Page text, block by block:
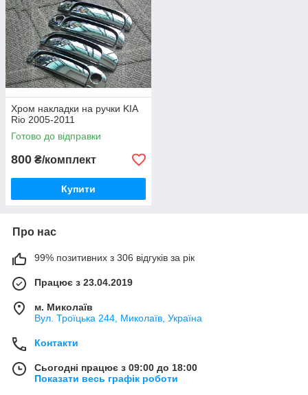
Хром накладки на ручки KIA
Rio 2005-2011
Готово до відправки
800 ₴/комплект
Купити
Про нас
99% позитивних з 306 відгуків за рік
Працює з 23.04.2019
м. Миколаїв
Вул. Троїцька 244, Миколаїв, Україна
Контакти
Сьогодні працює з 09:00 до 18:00
Показати весь графік роботи